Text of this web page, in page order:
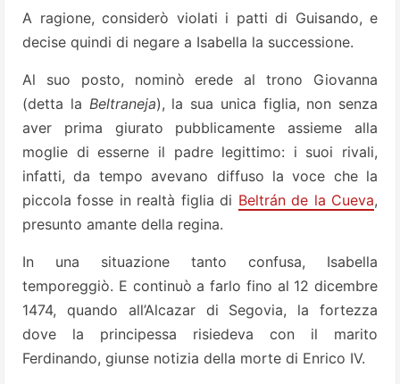
A ragione, considerò violati i patti di Guisando, e
decise quindi di negare a Isabella la successione.
Al suo posto, nominò erede al trono Giovanna
(detta la Beltraneja), la sua unica figlia, non senza
aver prima giurato pubblicamente assieme alla
moglie di esserne il padre legittimo: i suoi rivali,
infatti, da tempo avevano diffuso la voce che la
piccola fosse in realtà figlia di Beltrán de la Cueva,
presunto amante della regina.
In una situazione tanto confusa, Isabella
temporeggiò. E continuò a farlo fino al 12 dicembre
1474, quando all’Alcazar di Segovia, la fortezza
dove la principessa risiedeva con il marito
Ferdinando, giunse notizia della morte di Enrico IV.